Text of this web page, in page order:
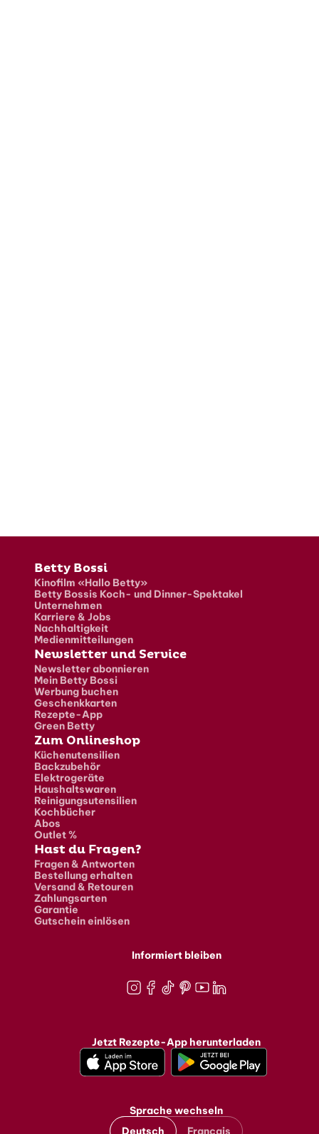
Fusszeile
Betty Bossi
Kinofilm «Hallo Betty»
Betty Bossis Koch- und Dinner-Spektakel
Unternehmen
Karriere & Jobs
Nachhaltigkeit
Medienmitteilungen
Newsletter und Service
Newsletter abonnieren
Mein Betty Bossi
Werbung buchen
Geschenkkarten
Rezepte-App
Green Betty
Zum Onlineshop
Küchenutensilien
Backzubehör
Elektrogeräte
Haushaltswaren
Reinigungsutensilien
Kochbücher
Abos
Outlet %
Hast du Fragen?
Fragen & Antworten
Bestellung erhalten
Versand & Retouren
Zahlungsarten
Garantie
Gutschein einlösen
Informiert bleiben
Jetzt Rezepte-App herunterladen
Sprache wechseln
Deutsch
Français